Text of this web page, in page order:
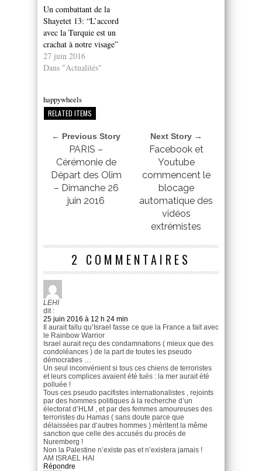
Un combattant de la
Shayetet 13: “L’accord
avec la Turquie est un
crachat à notre visage”
27 juin 2016
Dans "Actualités"
happywheels
RELATED ITEMS
← Previous Story
PARIS –
Cérémonie de
Départ des Olim
– Dimanche 26
juin 2016
Next Story →
Facebook et
Youtube
commencent le
blocage
automatique des
vidéos
extrémistes
2 COMMENTAIRES
LEHI
dit :
25 juin 2016 à 12 h 24 min
Il aurait fallu qu’Israel fasse ce que la France a fait avec
le Rainbow Warrior
Israel aurait reçu des condamnations ( mieux que des
condoléances ) de la part de toutes les pseudo
démocraties …
Un seul inconvénient si tous ces chiens de terroristes
et leurs complices avaient été tués : la mer aurait été
polluée !
Tous ces pseudo pacifistes internationalistes , rejoints
par des hommes politiques à la recherche d’un
électorat d’HLM , et par des femmes amoureuses des
terroristes du Hamas ( sans doute parce que
délaissées par d’autres hommes ) méritent la même
sanction que celle des accusés du procès de
Nuremberg !
Non la Palestine n’existe pas et n’existera jamais !
AM ISRAEL HAI
Répondre